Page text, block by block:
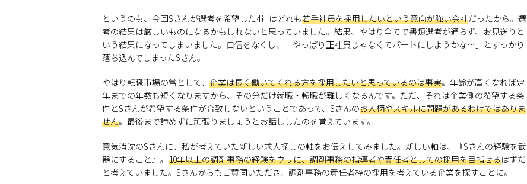
というのも、今回Sさんが選考を希望した4社はどれも若手社員を採用したいという意向が強い会社だったから。選
考の結果は厳しいものになるかもしれないと思っていました。結果、やはり全てで書類選考が通らず、お見送りと
いう結果になってしまいました。自信をなくし、「やっぱり正社員じゃなくてパートにしようかな…」とすっかり
落ち込んでしまったSさん。
やはり転職市場の常として、 企業は長く働いてくれる方を採用したいと思っているのは事実。年齢が高くなれば定
年までの年数も短くなりますから、その分だけ就職・転職が難しくなるんです。ただ、それは企業側の希望する条
件とSさんが希望する条件が合致しないということであって、Sさんのお人柄やスキルに問題があるわけではありま
せん。最後まで諦めずに頑張りましょうとお話ししたのを覚えています。
意気消沈のSさんに、私が考えていた新しい求人探しの軸をお伝えしてみました。新しい軸は、『Sさんの経験を武
器にすること』。 10年以上の調剤事務の経験をウリに、調剤事務の指導者や責任者としての採用を目指せるはずだ
と考えていました。Sさんからもご賛同いただき、調剤事務の責任者枠の採用を考えている企業を探すことに。